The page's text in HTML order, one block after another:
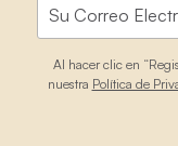
Al hacer clic en
nuestra Política de